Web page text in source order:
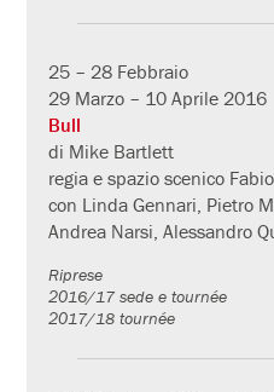
25 – 28 Febbraio
29 Marzo – 10 Aprile 2016
Bull
di Mike Bartlett
regia e spazio scenico
con Linda Gennari, Pietro
Andrea Narsi, Alessandro
Riprese
2016/17 sede e tournée
2017/18 tournée